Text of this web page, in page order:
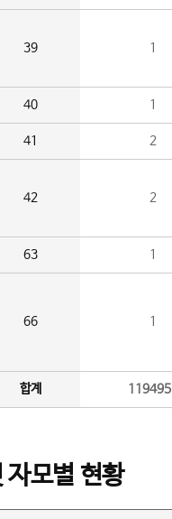
39 1
40 1
41 2
42 2
63 1
66 1
합계
자모별 현황